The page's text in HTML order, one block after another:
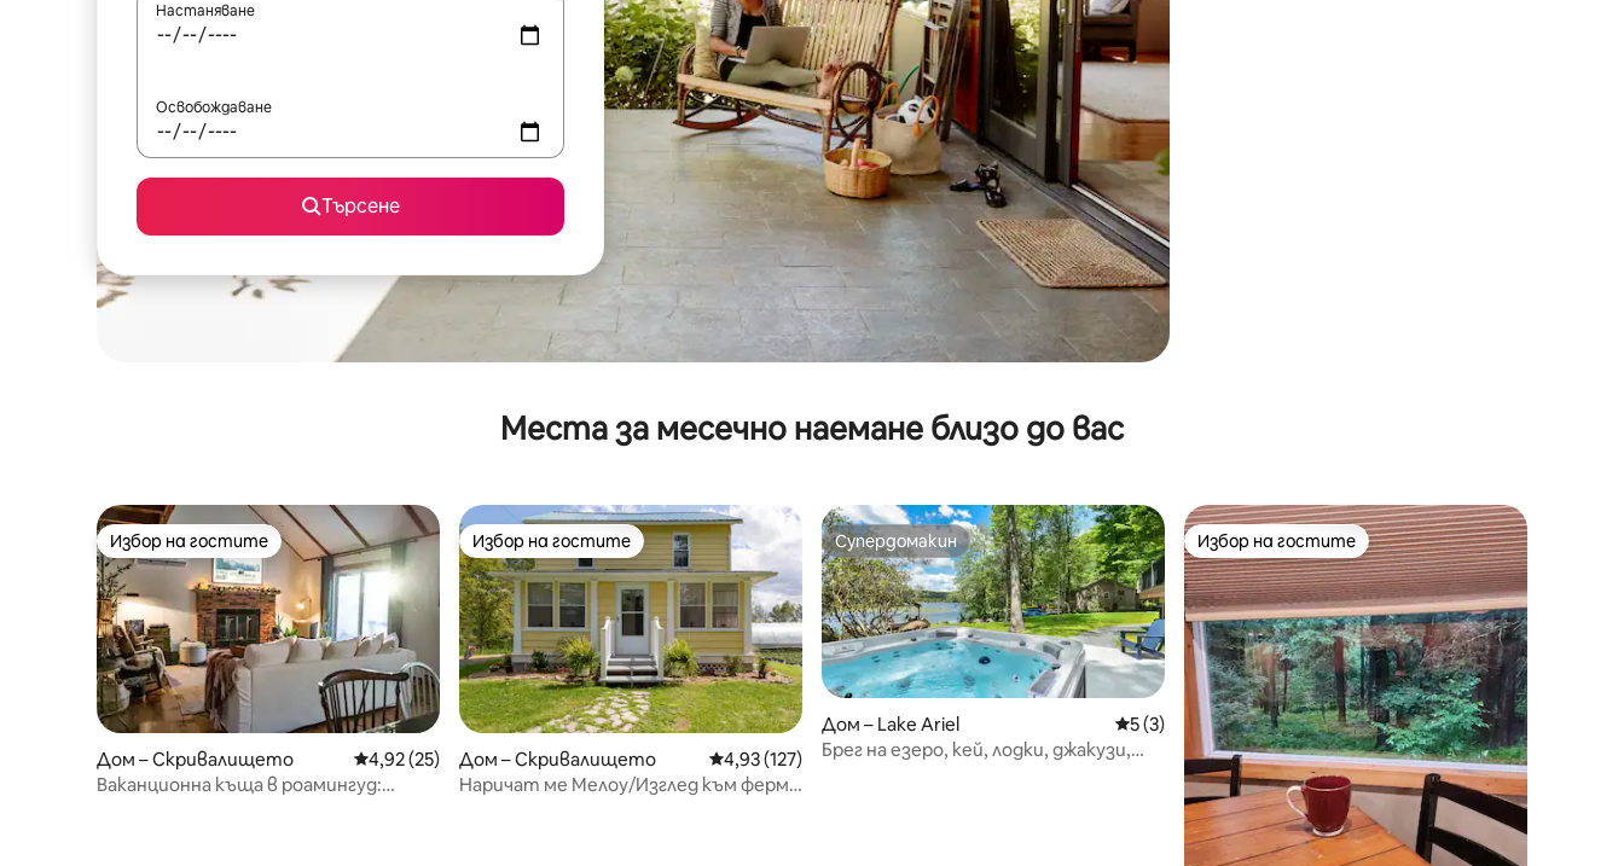
Настаняване
Освобождаване
Търсене
Места за месечно наемане близо до вас
Избор на гостите
Избор на гостите
Дом – Скривалището Средна оценка: 4,92 от 5, 25 отзива
4,92 (25)
Ваканционна къща в роамингуд:
Избор на гостите
Избор на гостите
Дом – Скривалището Средна оценка: 4,93 от 5, 127 отзива
4,93 (127)
Наричат ме Мелоу/Изглед към ферма
Супердомакин
Супердомакин
Дом – Lake Ariel Средна оценка: 5 от 5, 3 отзива
5 (3)
Брег на езеро, кей, лодки, джакузи,
Избор на гостите
Избор на гостите